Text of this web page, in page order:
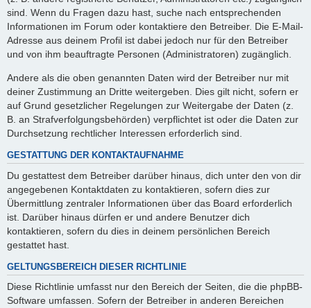
sind. Wenn du Fragen dazu hast, suche nach entsprechenden
Informationen im Forum oder kontaktiere den Betreiber. Die E-Mail-
Adresse aus deinem Profil ist dabei jedoch nur für den Betreiber
und von ihm beauftragte Personen (Administratoren) zugänglich.
Andere als die oben genannten Daten wird der Betreiber nur mit
deiner Zustimmung an Dritte weitergeben. Dies gilt nicht, sofern er
auf Grund gesetzlicher Regelungen zur Weitergabe der Daten (z.
B. an Strafverfolgungsbehörden) verpflichtet ist oder die Daten zur
Durchsetzung rechtlicher Interessen erforderlich sind.
GESTATTUNG DER KONTAKTAUFNAHME
Du gestattest dem Betreiber darüber hinaus, dich unter den von dir
angegebenen Kontaktdaten zu kontaktieren, sofern dies zur
Übermittlung zentraler Informationen über das Board erforderlich
ist. Darüber hinaus dürfen er und andere Benutzer dich
kontaktieren, sofern du dies in deinem persönlichen Bereich
gestattet hast.
GELTUNGSBEREICH DIESER RICHTLINIE
Diese Richtlinie umfasst nur den Bereich der Seiten, die die phpBB-
Software umfassen. Sofern der Betreiber in anderen Bereichen